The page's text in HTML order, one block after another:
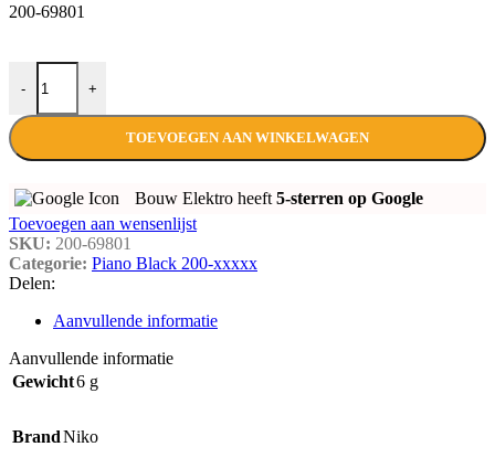
200-69801
-
CENTRAALPLAAT 1xLUIDSPREKERAANSLUITING PIANO
+
TOEVOEGEN AAN WINKELWAGEN
Bouw Elektro heeft 5-sterren op Google
Toevoegen aan wensenlijst
SKU: 200-69801
Categorie: Piano Black 200-xxxxx
Delen:
Aanvullende informatie
Aanvullende informatie
Gewicht6 g
BrandNiko